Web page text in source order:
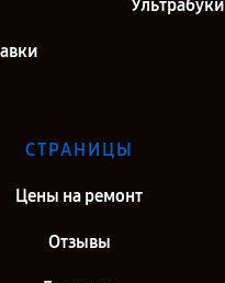
Ультрабуки
СТРАНИЦЫ
Цены на ремонт
Отзывы